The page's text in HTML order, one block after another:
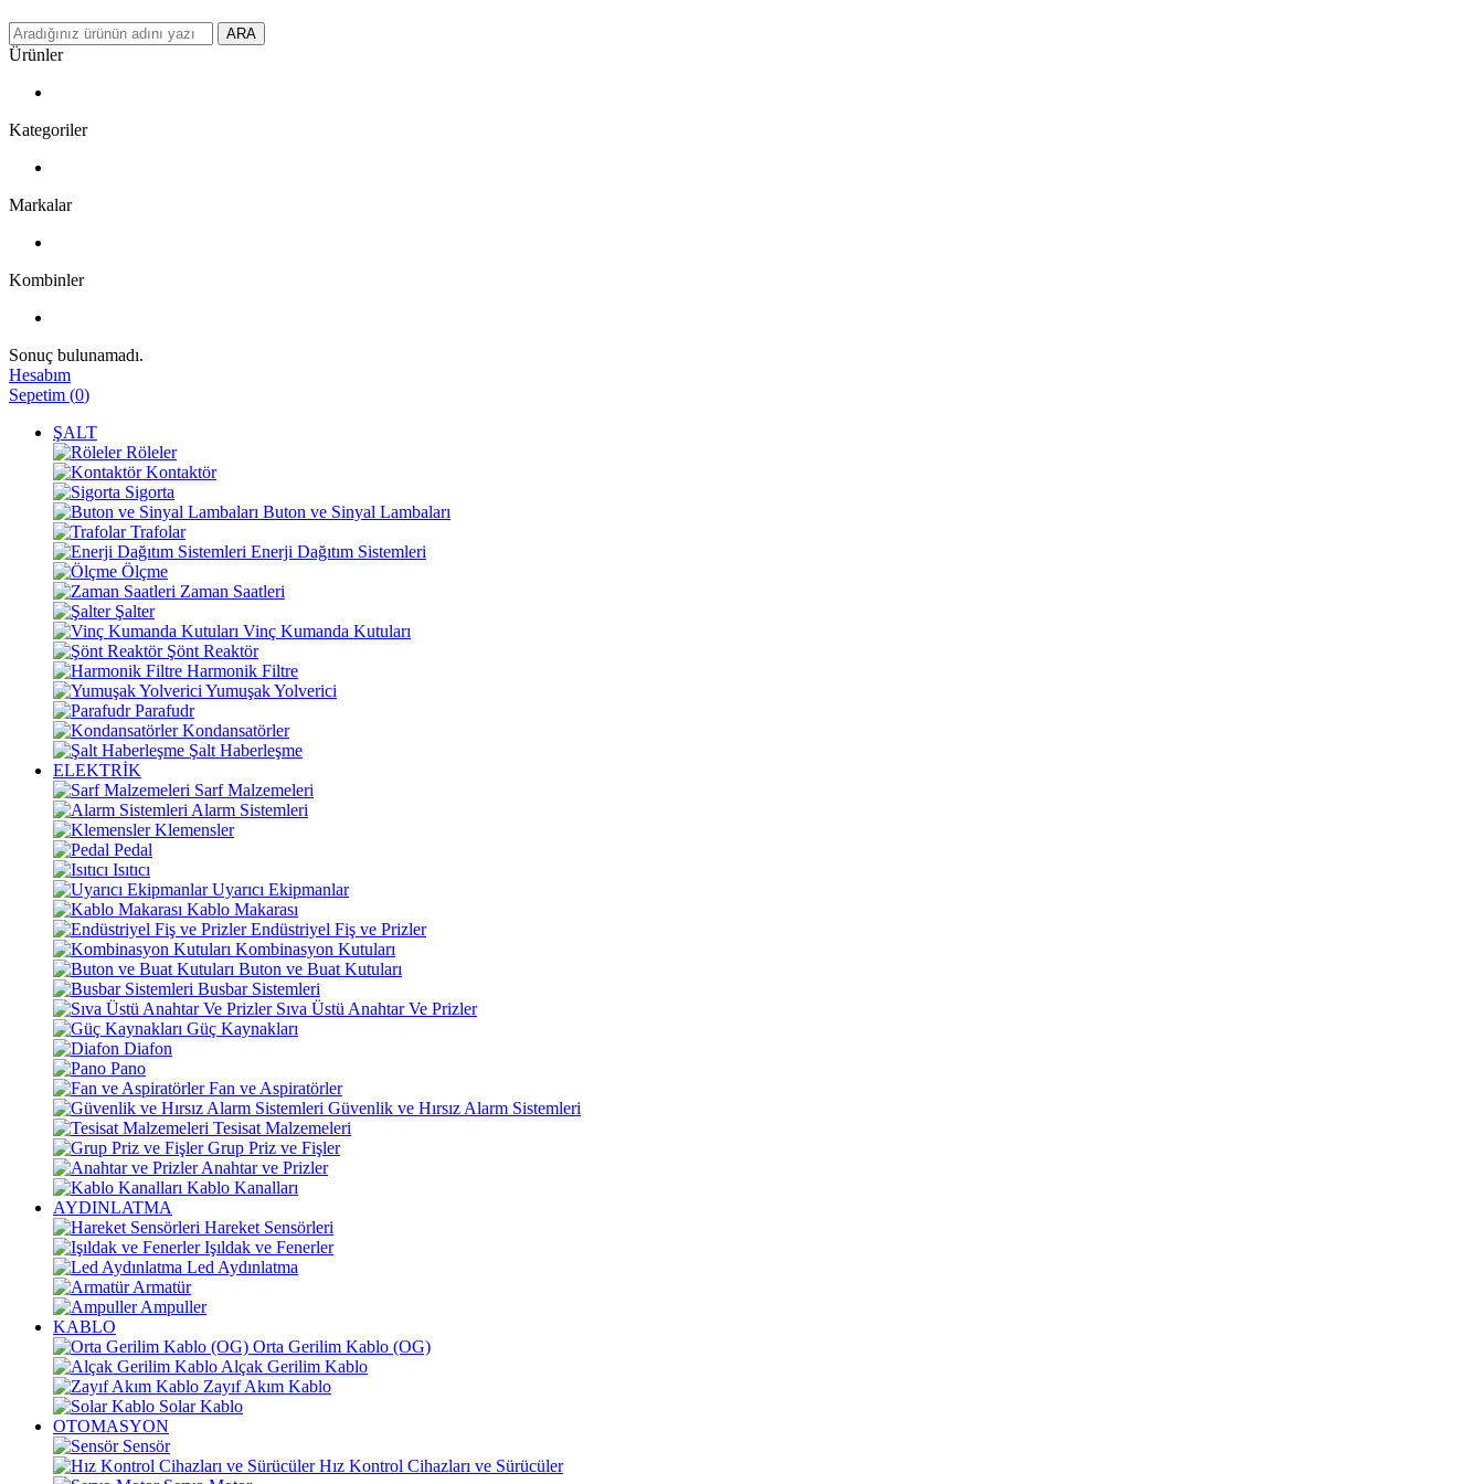
ARA
Ürünler
Kategoriler
Markalar
Kombinler
Sonuç bulunamadı.
Hesabım
Sepetim (0)
ŞALT
Röleler
Kontaktör
Sigorta
Buton ve Sinyal Lambaları
Trafolar
Enerji Dağıtım Sistemleri
Ölçme
Zaman Saatleri
Şalter
Vinç Kumanda Kutuları
Şönt Reaktör
Harmonik Filtre
Yumuşak Yolverici
Parafudr
Kondansatörler
Şalt Haberleşme
ELEKTRİK
Sarf Malzemeleri
Alarm Sistemleri
Klemensler
Pedal
Isıtıcı
Uyarıcı Ekipmanlar
Kablo Makarası
Endüstriyel Fiş ve Prizler
Kombinasyon Kutuları
Buton ve Buat Kutuları
Busbar Sistemleri
Sıva Üstü Anahtar Ve Prizler
Güç Kaynakları
Diafon
Pano
Fan ve Aspiratörler
Güvenlik ve Hırsız Alarm Sistemleri
Tesisat Malzemeleri
Grup Priz ve Fişler
Anahtar ve Prizler
Kablo Kanalları
AYDINLATMA
Hareket Sensörleri
Işıldak ve Fenerler
Led Aydınlatma
Armatür
Ampuller
KABLO
Orta Gerilim Kablo (OG)
Alçak Gerilim Kablo
Zayıf Akım Kablo
Solar Kablo
OTOMASYON
Sensör
Hız Kontrol Cihazları ve Sürücüler